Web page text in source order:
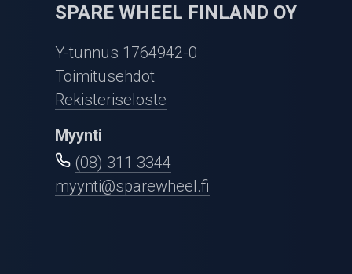
SPARE WHEEL FINLAND OY
Y-tunnus 1764942-0
Toimitusehdot
Rekisteriseloste
Myynti
(08) 311 3344
myynti@sparewheel.fi